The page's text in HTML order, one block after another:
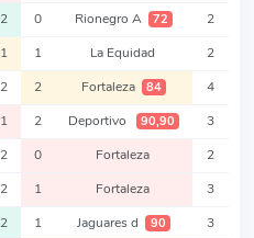
2 0 Rionegro A 72 2
1 1 La Equidad 2
2 2 Fortaleza 84 4
1 2 Deportivo 90,90 3
2 0 Fortaleza 2
2 1 Fortaleza 3
2 1 Jaguares d 90 3